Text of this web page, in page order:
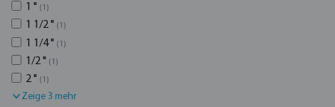
1 " (1)
1 1/2 " (1)
1 1/4 " (1)
1/2 " (1)
2 " (1)
Zeige 3 mehr